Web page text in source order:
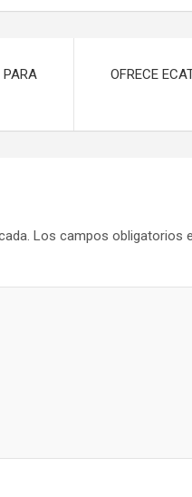
PARA
OFRECE
Los campos obligatorios